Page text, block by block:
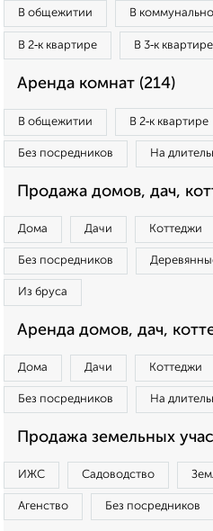
В общежитии В
В 2‑к квартире В 3‑к квартире
Аренда комнат (214)
В общежитии В 2‑к квартире
Без посредников На
Продажа домов, дач,
Дома Дачи Коттеджи
Без посредников
Из бруса
Аренда домов, дач,
Дома Дачи Коттеджи
Без посредников На
Продажа земельных
ИЖС Садоводство
Агенство Без посредников